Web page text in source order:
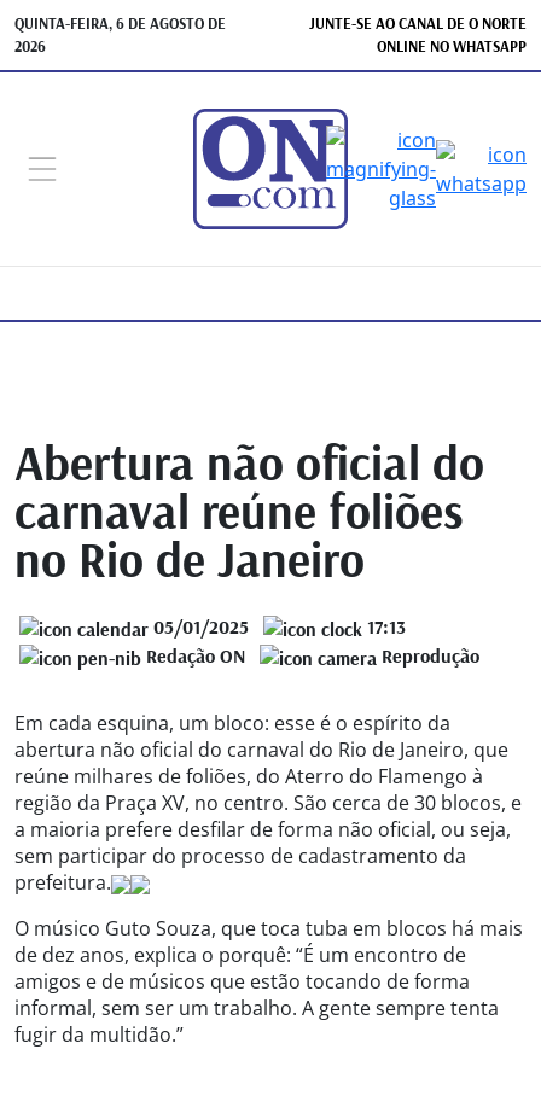
QUINTA-FEIRA, 6 DE AGOSTO DE
2026
JUNTE-SE AO CANAL DE O NORTE
ONLINE NO WHATSAPP
Abertura não oficial do
carnaval reúne foliões
no Rio de Janeiro
05/01/2025
17:13
Redação ON
Reprodução
Em cada esquina, um bloco: esse é o espírito da
abertura não oficial do carnaval do Rio de Janeiro, que
reúne milhares de foliões, do Aterro do Flamengo à
região da Praça XV, no centro. São cerca de 30 blocos, e
a maioria prefere desfilar de forma não oficial, ou seja,
sem participar do processo de cadastramento da
prefeitura.
O músico Guto Souza, que toca tuba em blocos há mais
de dez anos, explica o porquê: “É um encontro de
amigos e de músicos que estão tocando de forma
informal, sem ser um trabalho. A gente sempre tenta
fugir da multidão.”